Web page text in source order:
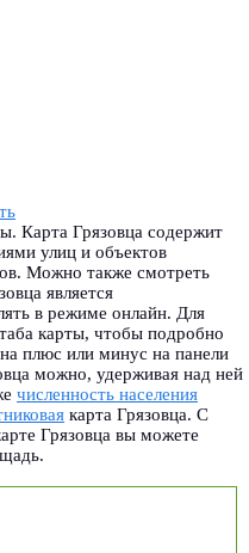
Карта Грязовца содержит
улиц и объектов
Можно также смотреть
является
в режиме онлайн. Для
карты, чтобы подробно
плюс или минус на панели
можно, удерживая над ней
численность населения
карта Грязовца. С
Грязовца вы можете